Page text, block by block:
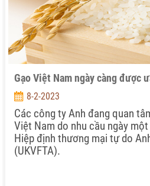
Gạo Việt Nam ngày càng được
8-2-2023
Các công ty Anh đang quan
Việt Nam do nhu cầu ngày
Hiệp định thương mại tự do
(UKVFTA).